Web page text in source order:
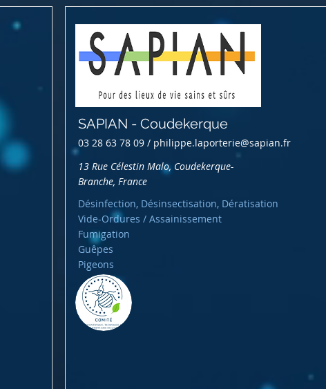
SAPIAN - Coudekerque
03 28 63 78 09 / philippe.laporterie@sapian.fr
13 Rue Célestin Malo, Coudekerque-
Branche, France
Désinfection, Désinsectisation, Dératisation
Vide-Ordures / Assainissement
Fumigation
Guêpes
Pigeons